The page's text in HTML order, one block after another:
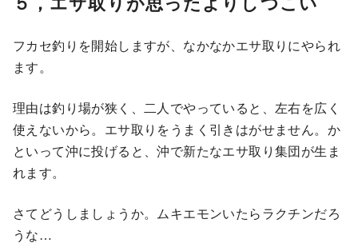
フカセ釣りを開始しますが、なかなかエサ取りにやられ
ます。
理由は釣り場が狭く、二人でやっていると、左右を広く
使えないから。エサ取りをうまく引きはがせません。か
といって沖に投げると、沖で新たなエサ取り集団が生ま
れます。
さてどうしましょうか。ムキエモンいたらラクチンだろ
うな…